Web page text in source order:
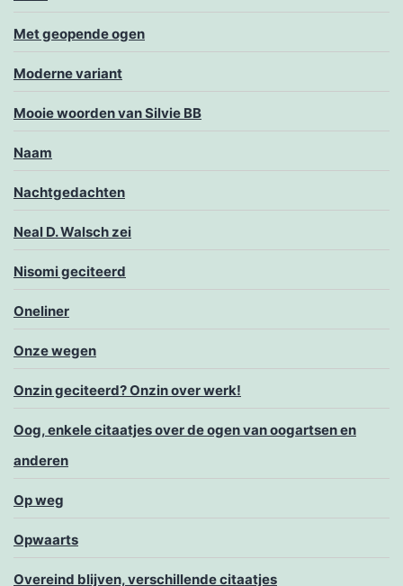
Met geopende ogen
Moderne variant
Mooie woorden van Silvie BB
Naam
Nachtgedachten
Neal D. Walsch zei
Nisomi geciteerd
Oneliner
Onze wegen
Onzin geciteerd? Onzin over werk!
Oog, enkele citaatjes over de ogen van oogartsen en
anderen
Op weg
Opwaarts
Overeind blijven, verschillende citaatjes